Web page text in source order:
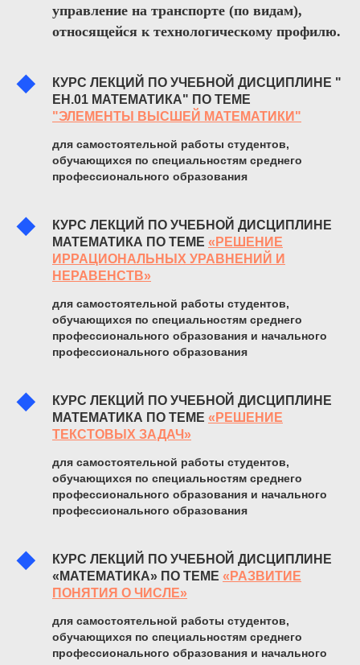
управление на транспорте (по видам),
относящейся к технологическому профилю.
КУРС ЛЕКЦИЙ ПО УЧЕБНОЙ ДИСЦИПЛИНЕ "
ЕН.01 МАТЕМАТИКА" ПО ТЕМЕ
"ЭЛЕМЕНТЫ ВЫСШЕЙ МАТЕМАТИКИ"
для самостоятельной работы студентов,
обучающихся по специальностям среднего
профессионального образования
КУРС ЛЕКЦИЙ ПО УЧЕБНОЙ ДИСЦИПЛИНЕ
МАТЕМАТИКА ПО ТЕМЕ «РЕШЕНИЕ
ИРРАЦИОНАЛЬНЫХ УРАВНЕНИЙ И
НЕРАВЕНСТВ»
для самостоятельной работы студентов,
обучающихся по специальностям среднего
профессионального образования и начального
профессионального образования
КУРС ЛЕКЦИЙ ПО УЧЕБНОЙ ДИСЦИПЛИНЕ
МАТЕМАТИКА ПО ТЕМЕ «РЕШЕНИЕ
ТЕКСТОВЫХ ЗАДАЧ»
для самостоятельной работы студентов,
обучающихся по специальностям среднего
профессионального образования и начального
профессионального образования
КУРС ЛЕКЦИЙ ПО УЧЕБНОЙ ДИСЦИПЛИНЕ
«МАТЕМАТИКА» ПО ТЕМЕ «РАЗВИТИЕ
ПОНЯТИЯ О ЧИСЛЕ»
для самостоятельной работы студентов,
обучающихся по специальностям среднего
профессионального образования и начального